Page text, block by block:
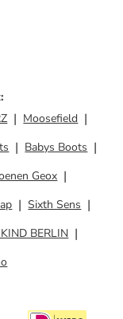
:
Moosefield
Babys Boots
Geox
Sixth Sens
BERLIN